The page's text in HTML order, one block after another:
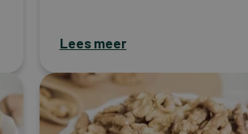
Lees meer